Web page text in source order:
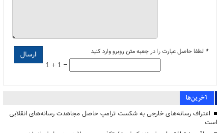
* لطفا حاصل عبارت را در جعبه متن روبرو وارد کنید
1 + 1 =
آخرین‌ها
اعتراف رسانه‌های خارجی به شکست ترامپ حاصل مجاهدت رسانه‌های انقلابی
است